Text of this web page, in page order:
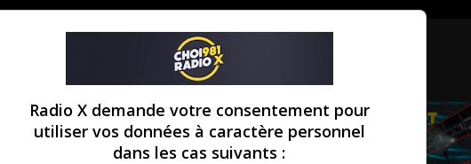
Radio X demande votre consentement pour
utiliser vos données à caractère personnel
dans les cas suivants :